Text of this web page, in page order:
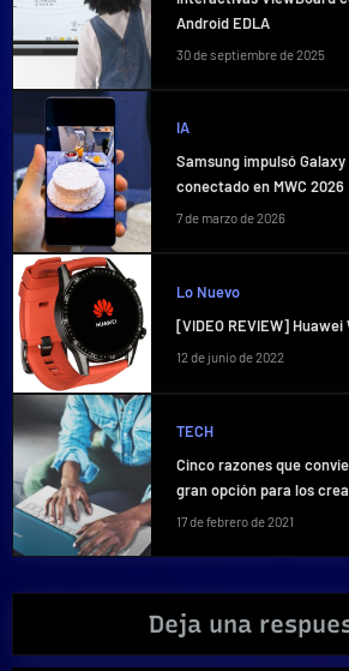
Android EDLA
30 de septiembre de 2025
IA
Samsung impulsó
conectado en MWC 2026
7 de marzo de 2026
Lo Nuevo
[VIDEO REVIEW] Huawei
12 de junio de 2022
TECH
Cinco razones que
gran opción para los
17 de febrero de 2021
Deja una